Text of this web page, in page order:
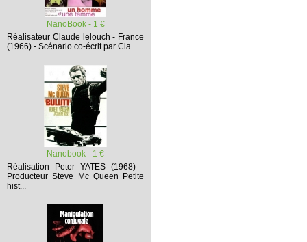
NanoBook - 1 €
Réalisateur Claude lelouch - France
(1966) - Scénario co-écrit par Cla...
Nanobook - 1 €
Réalisation Peter YATES (1968) -
Producteur Steve Mc Queen
Petite
hist...